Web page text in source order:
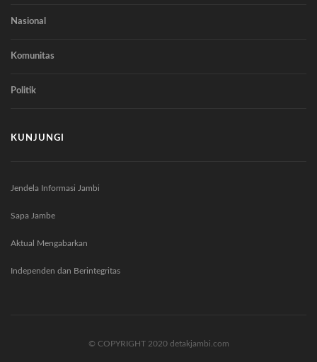
Nasional
Komunitas
Politik
KUNJUNGI
Jendela Informasi Jambi
Sapa Jambe
Aktual Mengabarkan
Independen dan Berintegritas
© COPYRIGHT 2020 detakjambi.com